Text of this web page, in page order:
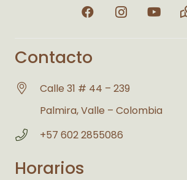
Contacto
Calle 31 # 44 – 239
Palmira, Valle – Colombia
+57 602 2855086
Horarios